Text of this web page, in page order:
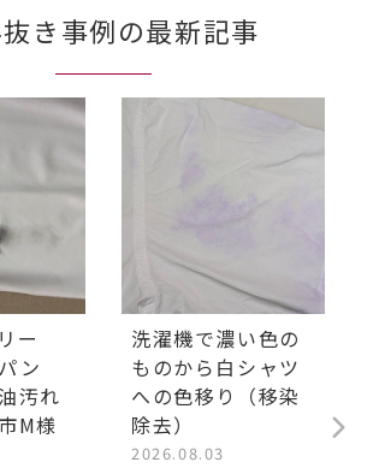
抜き事例の最新記事
ー
ン
汚れ
M様
洗濯機で濃い色の
ものから白シャツ
への色移り（移染
除去）
2026.08.03